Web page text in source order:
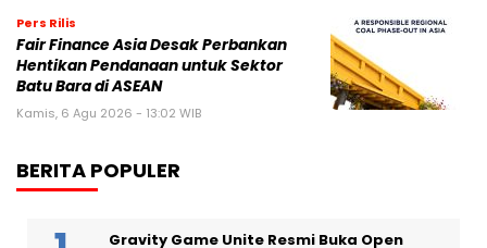
Pers Rilis
Fair Finance Asia Desak Perbankan
Hentikan Pendanaan untuk Sektor
Batu Bara di ASEAN
Kamis, 6 Agu 2026 - 13:02 WIB
BERITA POPULER
Gravity Game Unite Resmi Buka Open